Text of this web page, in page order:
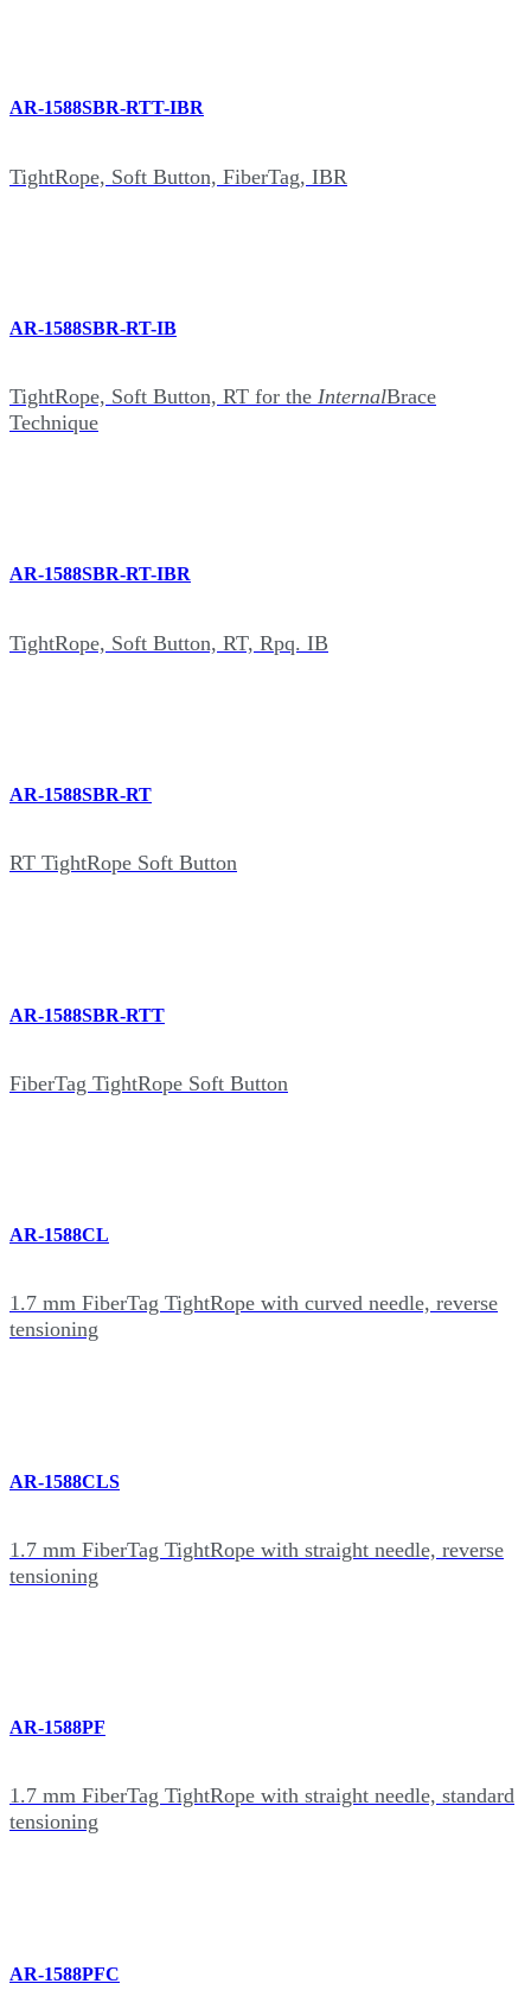
AR-1588SBR-RTT-IBR
TightRope, Soft Button, FiberTag, IBR
AR-1588SBR-RT-IB
TightRope, Soft Button, RT for the InternalBrace
Technique
AR-1588SBR-RT-IBR
TightRope, Soft Button, RT, Rpq. IB
AR-1588SBR-RT
RT TightRope Soft Button
AR-1588SBR-RTT
FiberTag TightRope Soft Button
AR-1588CL
1.7 mm FiberTag TightRope with curved needle, reverse
tensioning
AR-1588CLS
1.7 mm FiberTag TightRope with straight needle, reverse
tensioning
AR-1588PF
1.7 mm FiberTag TightRope with straight needle, standard
tensioning
AR-1588PFC